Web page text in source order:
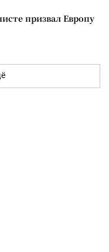
призвал Европу